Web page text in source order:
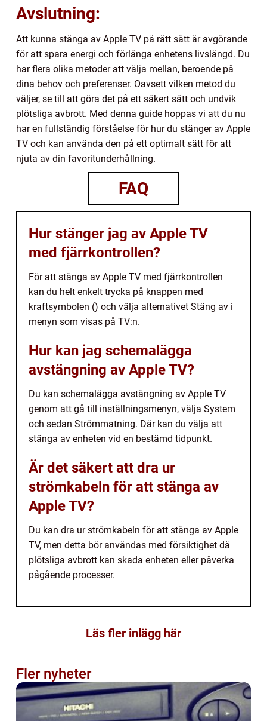
Avslutning:
Att kunna stänga av Apple TV på rätt sätt är avgörande
för att spara energi och förlänga enhetens livslängd. Du
har flera olika metoder att välja mellan, beroende på
dina behov och preferenser. Oavsett vilken metod du
väljer, se till att göra det på ett säkert sätt och undvik
plötsliga avbrott. Med denna guide hoppas vi att du nu
har en fullständig förståelse för hur du stänger av Apple
TV och kan använda den på ett optimalt sätt för att
njuta av din favoritunderhållning.
FAQ
Hur stänger jag av Apple TV
med fjärrkontrollen?
För att stänga av Apple TV med fjärrkontrollen
kan du helt enkelt trycka på knappen med
kraftsymbolen () och välja alternativet Stäng av i
menyn som visas på TV:n.
Hur kan jag schemalägga
avstängning av Apple TV?
Du kan schemalägga avstängning av Apple TV
genom att gå till inställningsmenyn, välja System
och sedan Strömmatning. Där kan du välja att
stänga av enheten vid en bestämd tidpunkt.
Är det säkert att dra ur
strömkabeln för att stänga av
Apple TV?
Du kan dra ur strömkabeln för att stänga av Apple
TV, men detta bör användas med försiktighet då
plötsliga avbrott kan skada enheten eller påverka
pågående processer.
Läs fler inlägg här
Fler nyheter